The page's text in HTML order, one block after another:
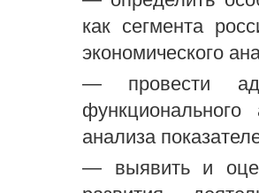
как сегмента
экономического
— провести
анализа
— выявить и